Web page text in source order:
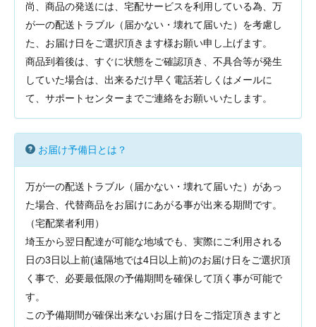
尚、商品の発送には、宅配サービスを利用している為、万
が一の配送トラブル（届かない・壊れて届いた）を考慮し
た、お届け日をご選択頂きます様お願い申し上げます。
商品到着後は、すぐに状態をご確認頂き、不具合等が発生
していた場合は、出来るだけ早く電話若しくはメールに
て、サポートセンターまでご連絡をお願いいたします。
お届け予備日とは？
万が一の配送トラブル（届かない・壊れて届いた）があっ
た場合、代替商品をお届けにあがる事が出来る期間です。
（宅配業者利用）
埼玉から翌日配達が可能な地域でも、実際にご利用される
日の3日以上前(遠隔地では4日以上前)のお届け日をご選択頂
く事で、必要最低限の予備期間を確保して頂く事が可能で
す。
この予備期間が確保出来ないお届け日をご指定頂きますと